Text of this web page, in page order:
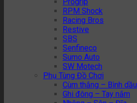
RPM Shock
Racing Bros
Restive
SBS
Senfineco
Sumo Auto
SW Motech
Phụ Tùng Đồ Chơi
Cùm thắng – Bình dầu
Ghi đông – Tay nắm